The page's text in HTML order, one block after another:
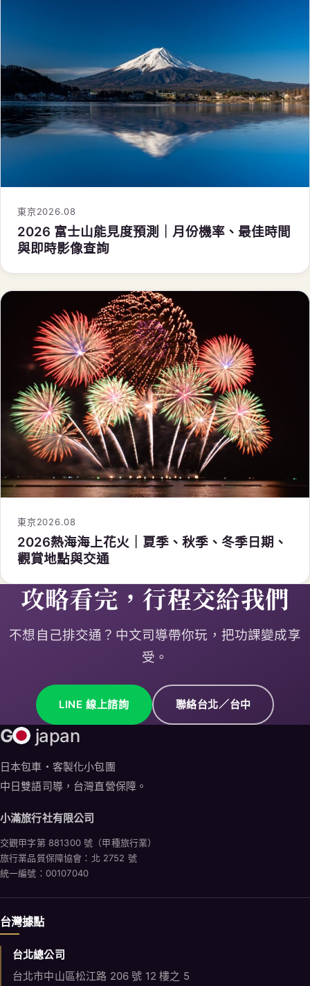
東京2026.08
2026 富士山能見度預測｜月份機率、最佳時間
與即時影像查詢
東京2026.08
2026熱海海上花火｜夏季、秋季、冬季日期、
觀賞地點與交通
攻略看完，行程交給我們
不想自己排交通？中文司導帶你玩，把功課變成享
受。
LINE 線上諮詢 聯絡台北／台中
G japan
日本包車・客製化小包團
中日雙語司導，台灣直營保障。
小滿旅行社有限公司
交觀甲字第 881300 號（甲種旅行業）
旅行業品質保障協會：北 2752 號
統一編號：00107040
台灣據點
台北總公司
台北市中山區松江路 206 號 12 樓之 5